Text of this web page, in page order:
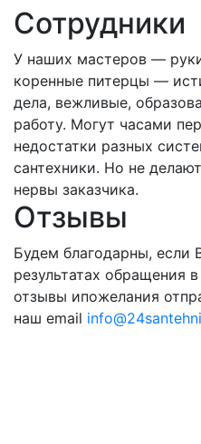
Сотрудники
У наших мастеров —
коренные питерцы —
дела, вежливые,
работу. Могут часами
недостатки разных
сантехники. Но не
нервы заказчика.
Отзывы
Будем благодарны, если
результатах обращения
отзывы ипожелания
наш email